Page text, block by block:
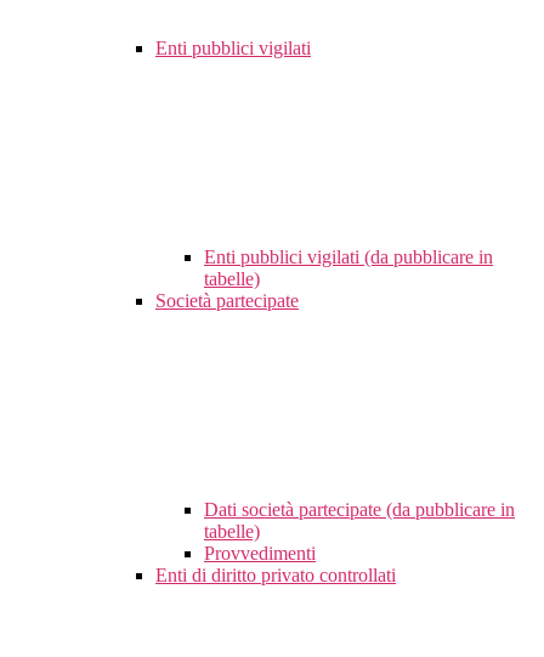
Enti pubblici vigilati
Enti pubblici vigilati (da pubblicare in
tabelle)
Società partecipate
Dati società partecipate (da pubblicare in
tabelle)
Provvedimenti
Enti di diritto privato controllati